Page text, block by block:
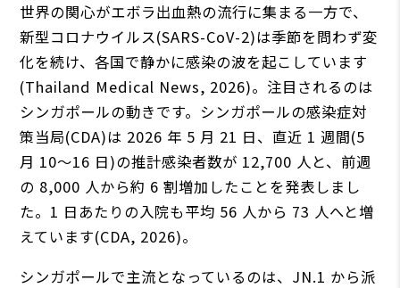
世界の関心がエボラ出血熱の流行に集まる一方で、
新型コロナウイルス(SARS-CoV-2)は季節を問わず変
化を続け、各国で静かに感染の波を起こしています
(Thailand Medical News, 2026)。注目されるのは
シンガポールの動きです。シンガポールの感染症対
策当局(CDA)は 2026 年 5 月 21 日、直近 1 週間(5
月 10〜16 日)の推計感染者数が 12,700 人と、前週
の 8,000 人から約 6 割増加したことを発表しまし
た。1 日あたりの入院も平均 56 人から 73 人へと増
えています(CDA, 2026)。
シンガポールで主流となっているのは、JN.1 から派